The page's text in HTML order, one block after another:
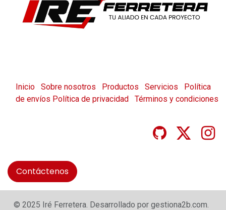
Inicio Sobre nosotros Productos Servicios
Política
de envíos Política de privacidad Términos y condiciones
Contáctenos
© 2025 Iré Ferretera. Desarrollado por gestiona2b.com.